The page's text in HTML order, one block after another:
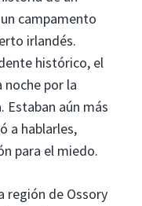
campamento
irlandés.
histórico, el
por la
Estaban aún más
a hablarles,
para el miedo.
región de Ossory